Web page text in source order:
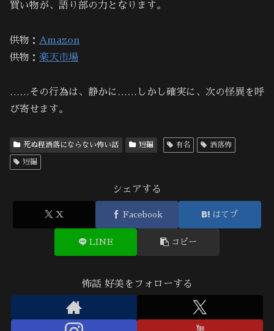
買い物が、語り部の力となります。
供物： Amazon
供物： 楽天市場
……その行為は、静かに……しかし確実に、次の怪異を呼
び寄せます。
死ぬ程洒落にならない怖い話 短編 有名 洒落怖
短編
シェアする
X Facebook はてブ
LINE コピー
怖話 好美をフォローする